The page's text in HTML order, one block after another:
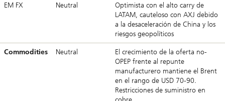
EM FX Neutral
Optimista con el alto carry de
LATAM, cauteloso con AXJ debido
a la desaceleración de China y los
riesgos geopolíticos
Commodities Neutral
El crecimiento de la oferta no-
OPEP frente al repunte
manufacturero mantiene el Brent
en el rango de USD 70-90.
Restricciones de suministro en